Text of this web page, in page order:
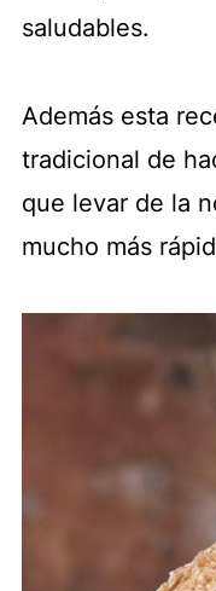
saludables.
Además esta
tradicional de
que levar de la
mucho más